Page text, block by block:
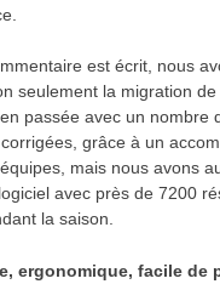
est écrit, nous
seulement la migration
passée avec un nombre
grâce à un
mais nous avons
avec près de 7200
la saison.
ergonomique, facile de